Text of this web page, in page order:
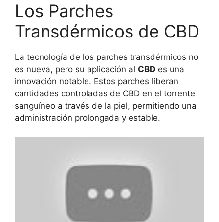
Los Parches
Transdérmicos de CBD
La tecnología de los parches transdérmicos no
es nueva, pero su aplicación al CBD es una
innovación notable. Estos parches liberan
cantidades controladas de CBD en el torrente
sanguíneo a través de la piel, permitiendo una
administración prolongada y estable.